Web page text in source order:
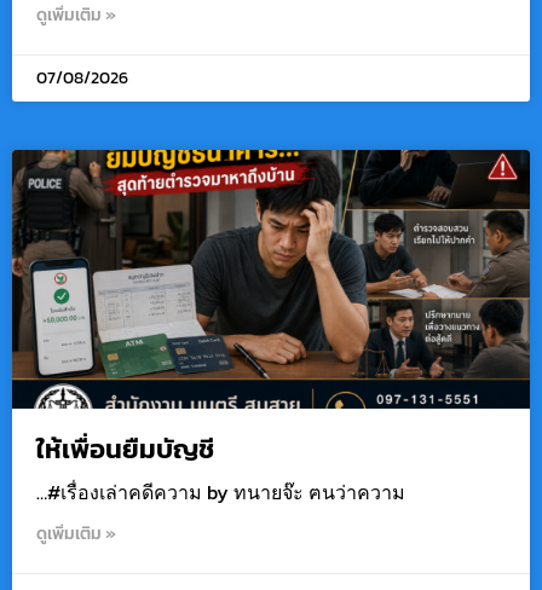
ดูเพิ่มเติม »
07/08/2026
ให้เพื่อนยืมบัญชี
…#เรื่องเล่าคดีความ by ทนายจ๊ะ ฅนว่าความ
ดูเพิ่มเติม »